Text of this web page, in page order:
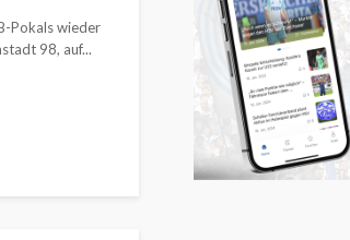
Pokals wieder
98, auf...